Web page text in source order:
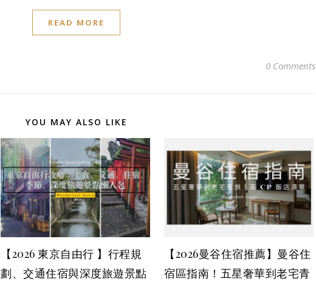
READ MORE
0 Comments
YOU MAY ALSO LIKE
【2026 東京自由行 】行程規
劃、交通住宿與深度旅遊景點
【2026曼谷住宿推薦】曼谷住
宿區指南！五星奢華到老宅青